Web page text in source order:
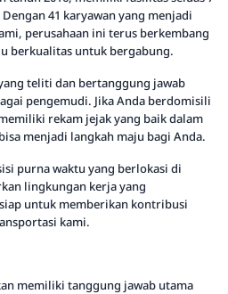
41 karyawan yang menjadi
perusahaan ini terus berkembang
berkualitas untuk bergabung.
teliti dan bertanggung jawab
pengemudi. Jika Anda berdomisili
rekam jejak yang baik dalam
menjadi langkah maju bagi Anda.
purna waktu yang berlokasi di
lingkungan kerja yang
untuk memberikan kontribusi
kami.
memiliki tanggung jawab utama